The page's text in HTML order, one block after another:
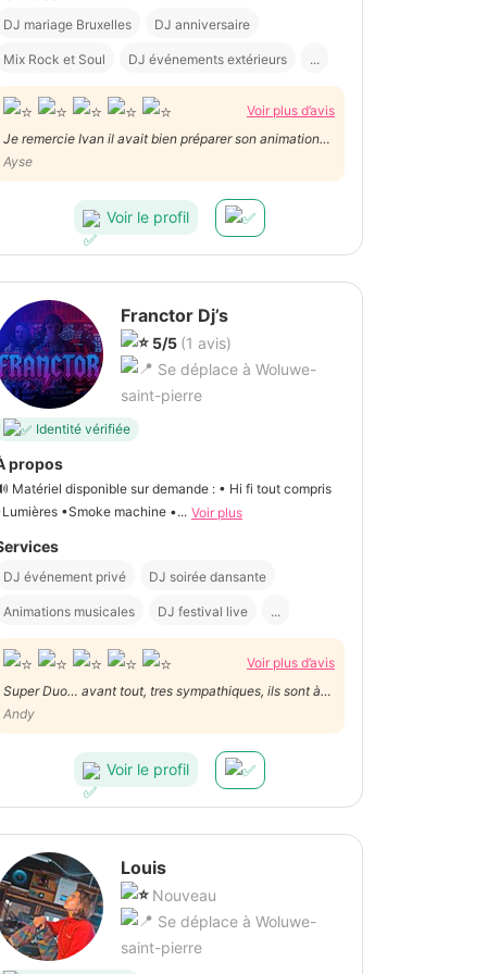
DJ mariage Bruxelles DJ anniversaire
Mix Rock et Soul DJ événements extérieurs ...
Voir plus d’avis
Je remercie Ivan il avait bien préparer son animation
en fonction du public , c'est une découverte pour nous
et pour lui très sympathique merci
Ayse
Voir le profil
Franctor Dj’s
5/5 (1 avis)
Se déplace à Woluwe-
saint-pierre
Identité vérifiée
propos
Matériel disponible sur demande : • Hi fi tout compris
•Smoke machine •... Voir plus
DJ événement privé DJ soirée dansante
Animations musicales DJ festival live ...
Voir plus d’avis
Super Duo… avant tout, tres sympathiques, ils sont à
l’écoute du client, puis de leur public… ils mettent
beaucoup d’énergie à la préparation de leur prestation
et on ressent la passion pour leur travail… merci
beaucoup et à très bientôt…
Andy
Voir le profil
Louis
Nouveau
Se déplace à Woluwe-
saint-pierre